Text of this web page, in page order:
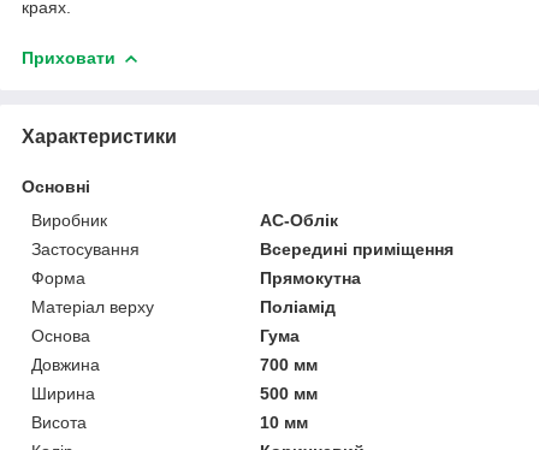
краях.
Приховати
Характеристики
Основні
Виробник
АС-Облік
Застосування
Всередині приміщення
Форма
Прямокутна
Матеріал верху
Поліамід
Основа
Гума
Довжина
700 мм
Ширина
500 мм
Висота
10 мм